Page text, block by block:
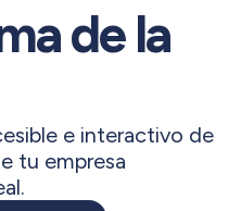
de la
e interactivo de
tu empresa